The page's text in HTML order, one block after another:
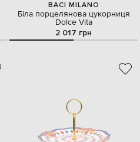
BACI MILANO
Біла порцелянова цукорниця
Dolce Vita
2 017 грн